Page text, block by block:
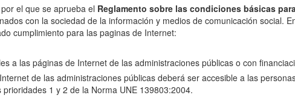
por el que se aprueba el Reglamento sobre las condiciones básicas
con la sociedad de la información y medios de comunicación social.
cumplimiento para las paginas de Internet:
a las páginas de Internet de las administraciones públicas o con
de las administraciones públicas deberá ser accesible a las
1 y 2 de la Norma UNE 139803:2004.